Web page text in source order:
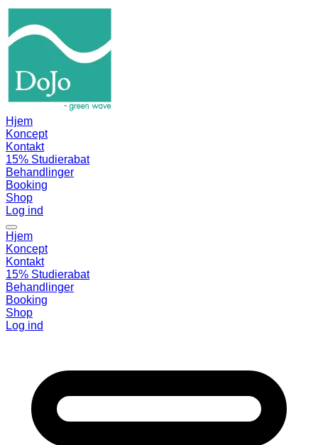
Hjem
Koncept
Kontakt
15% Studierabat
Behandlinger
Booking
Shop
Log ind
Hjem
Koncept
Kontakt
15% Studierabat
Behandlinger
Booking
Shop
Log ind